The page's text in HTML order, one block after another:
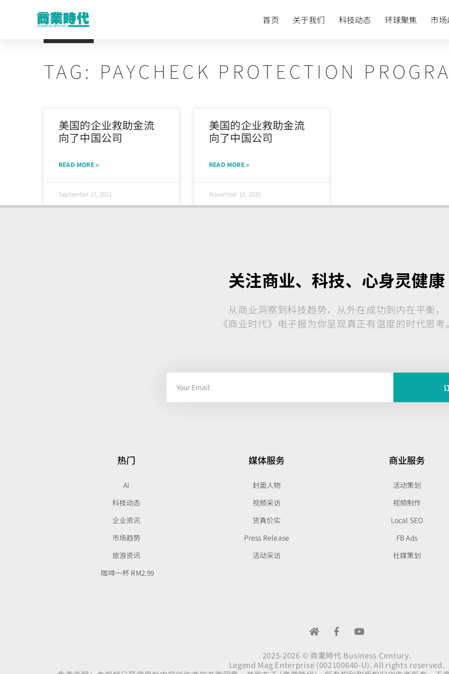
首页 关于我们 科技动态 环球聚焦 市
TAG: PAYCHECK PROTECTION
美国的企业救助金流
向了中国公司
READ MORE »
September 17, 2021
美国的企业救助金流
向了中国公司
READ MORE »
November 10, 2020
关注商业、科技、心身灵健康
从商业洞察到科技趋势，从外在成功到内在平衡，
《商业时代》电子报为你呈现真正有温度的时代思考
热门
AI
科技动态
企业资讯
市场趋势
旅游资讯
咖啡一杯 RM2.99
媒体服务
封面人物
视频采访
货真价实
Press Release
活动采访
商业服务
活动策划
视频制作
Local SEO
FB Ads
社媒策划
2025-2026 © 商業時代 Business Century.
Legend Mag Enterprise (002100640-U). All rights reserved.